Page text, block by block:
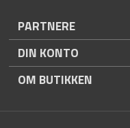
PARTNERE
DIN KONTO
OM BUTIKKEN